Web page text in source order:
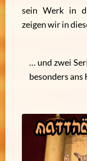
sein Werk in
zeigen wir in
… und zwei
besonders ans